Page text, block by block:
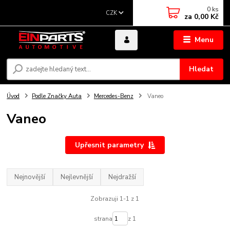
Menu
CZK
Hledat
0 ks
za 0,00 Kč
Úvod Podle Značky Auta Mercedes-Benz Vaneo
Vaneo
Upřesnit parametry
Nejnovější Nejlevnější Nejdražší
Zobrazuji 1-1 z 1
strana z 1